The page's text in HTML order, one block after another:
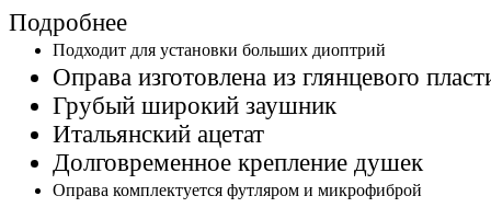
Подробнее
Подходит для установки больших диоптрий
Оправа изготовлена из глянцевого
Грубый широкий заушник
Итальянский ацетат
Долговременное крепление душек
Оправа комплектуется футляром и микрофиброй